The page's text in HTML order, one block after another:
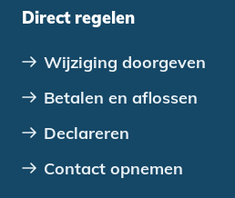
Direct regelen
Wijziging doorgeven
Betalen en aflossen
Declareren
Contact opnemen